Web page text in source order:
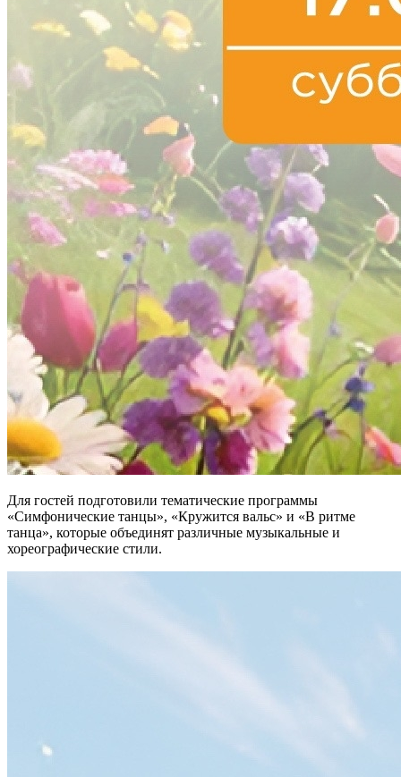
Для гостей подготовили тематические программы
«Симфонические танцы», «Кружится вальс» и «В ритме
танца», которые объединят различные музыкальные и
хореографические стили.